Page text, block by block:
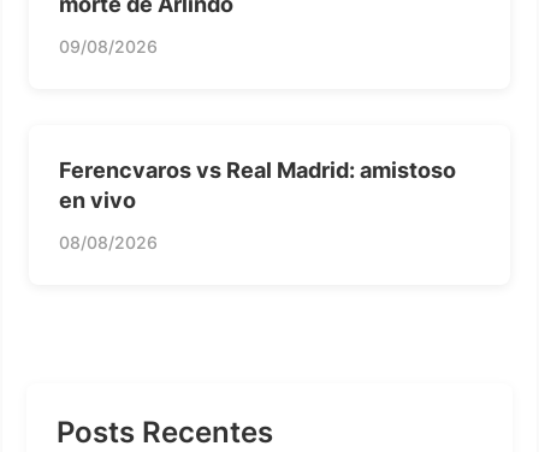
09/08/2026
Ferencvaros vs Real Madrid: amistoso
en vivo
08/08/2026
Posts Recentes